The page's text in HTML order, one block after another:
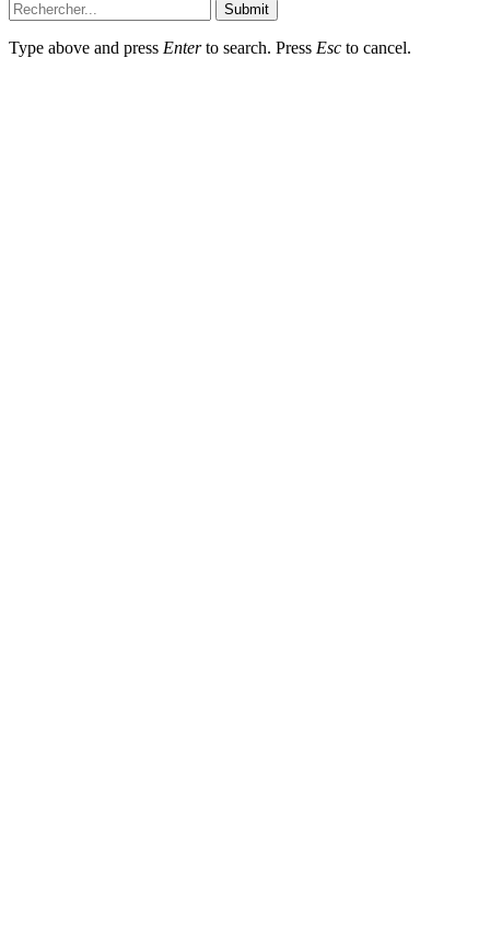
Submit
Type above and press Enterto search. Press Esc to cancel.